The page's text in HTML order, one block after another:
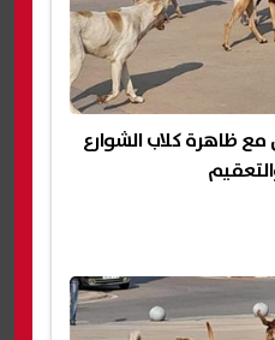
ظاهرة كلاب الشوارع